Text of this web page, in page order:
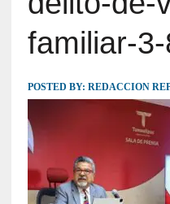
familiar-
POSTED BY: REDACCION